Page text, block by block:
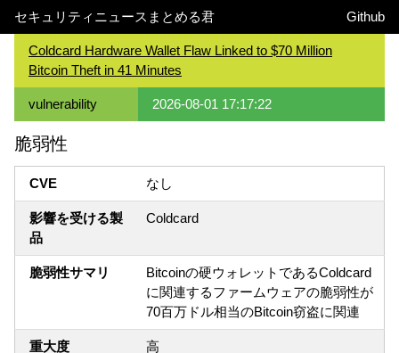
セキュリティニュースまとめる君 Github
Coldcard Hardware Wallet Flaw Linked to $70 Million
Bitcoin Theft in 41 Minutes
vulnerability 2026-08-01 17:17:22
脆弱性
CVE なし
影響を受ける製
品
Coldcard
脆弱性サマリ
Bitcoinの硬ウォレットであるColdcard
に関連するファームウェアの脆弱性が
70百万ドル相当のBitcoin窃盗に関連
重大度 高